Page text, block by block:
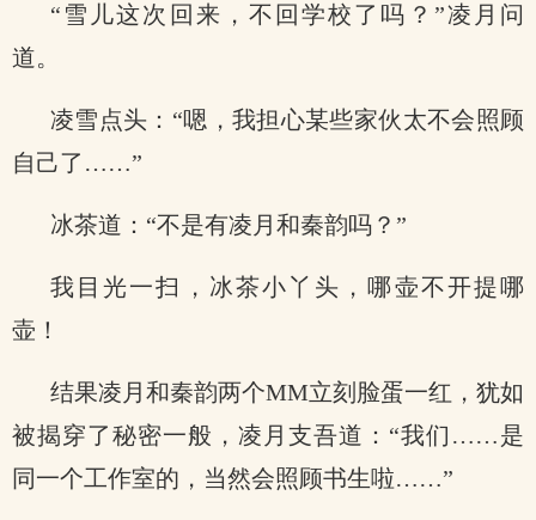
“雪儿这次回来，不回学校了吗？”凌月问
道。
凌雪点头：“嗯，我担心某些家伙太不会照顾
自己了……”
冰茶道：“不是有凌月和秦韵吗？”
我目光一扫，冰茶小丫头，哪壶不开提哪
壶！
结果凌月和秦韵两个MM立刻脸蛋一红，犹如
被揭穿了秘密一般，凌月支吾道：“我们……是
同一个工作室的，当然会照顾书生啦……”